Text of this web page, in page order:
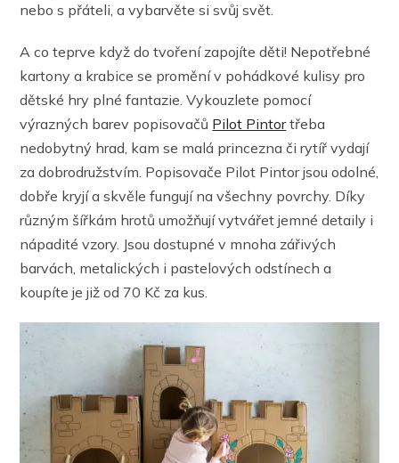
nebo s přáteli, a vybarvěte si svůj svět.
A co teprve když do tvoření zapojíte děti! Nepotřebné
kartony a krabice se promění v pohádkové kulisy pro
dětské hry plné fantazie. Vykouzlete pomocí
výrazných barev popisovačů Pilot Pintortřeba
nedobytný hrad, kam se malá princezna či rytíř vydají
za dobrodružstvím. Popisovače Pilot Pintor jsou odolné,
dobře kryjí a skvěle fungují na všechny povrchy. Díky
různým šířkám hrotů umožňují vytvářet jemné detaily i
nápadité vzory. Jsou dostupné v mnoha zářivých
barvách, metalických i pastelových odstínech a
koupíte je již od 70 Kč za kus.